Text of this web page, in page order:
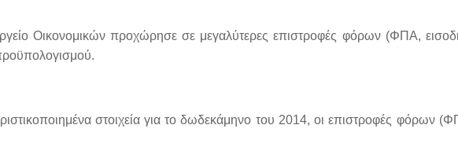
Οικονομικών προχώρησε σε μεγαλύτερες επιστροφές φόρων (ΦΠΑ,
στοιχεία για το δωδεκάμηνο του 2014, οι επιστροφές φόρων